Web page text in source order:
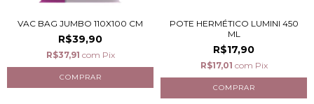
VAC BAG JUMBO 110X100 CM
R$39,90
R$37,91 com Pix
POTE HERMÉTICO LUMINI 450
ML
R$17,90
R$17,01 com Pix